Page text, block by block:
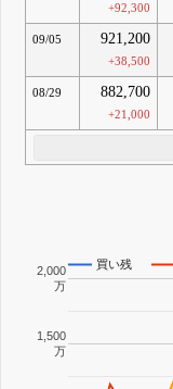
+92,300
09/05 921,200
+38,500
08/29 882,700
+21,000
買い残
1,500
万
2,000
万